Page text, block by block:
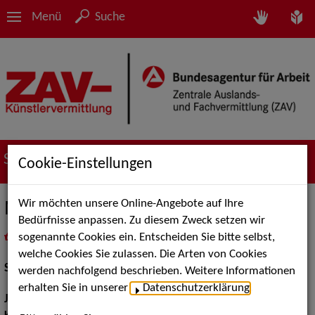
Menü Suche
Suche nach Künstler*innen
Maleika Dörschmann
als PDF speichern
inMeine Merklistelegen
Schauspiel:Bühne
Jahrgang:
Cookie-Einstellungen
Wir möchten unsere Online-Angebote auf Ihre
Bedürfnisse anpassen. Zu diesem Zweck setzen wir
sogenannte Cookies ein. Entscheiden Sie bitte selbst,
welche Cookies Sie zulassen. Die Arten von Cookies
werden nachfolgend beschrieben. Weitere Informationen
erhalten Sie in unserer
Datenschutzerklärung